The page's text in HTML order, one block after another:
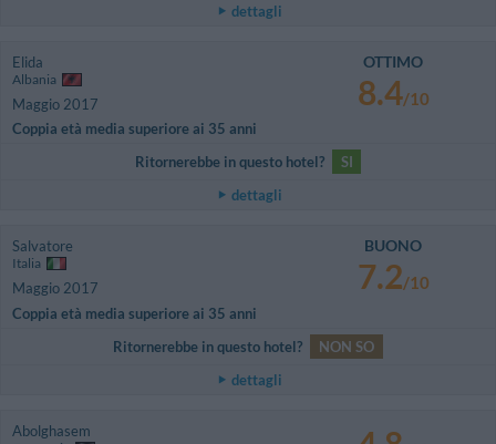
dettagli
Elida
Albania
Maggio 2017
Coppia età media superiore ai 35 anni
OTTIMO
8.4/10
Ritornerebbe in questo hotel?
SI
dettagli
Salvatore
Italia
Maggio 2017
Coppia età media superiore ai 35 anni
BUONO
7.2/10
Ritornerebbe in questo hotel?
NON SO
dettagli
Abolghasem